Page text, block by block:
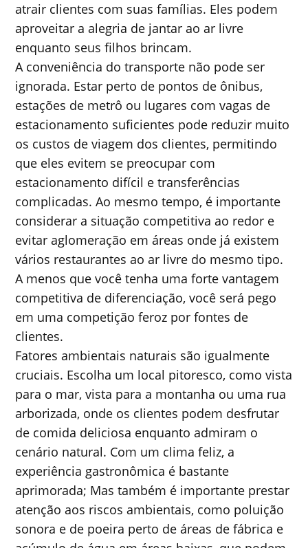
atrair clientes com suas famílias. Eles podem
aproveitar a alegria de jantar ao ar livre
enquanto seus filhos brincam.
A conveniência do transporte não pode ser
ignorada. Estar perto de pontos de ônibus,
estações de metrô ou lugares com vagas de
estacionamento suficientes pode reduzir muito
os custos de viagem dos clientes, permitindo
que eles evitem se preocupar com
estacionamento difícil e transferências
complicadas. Ao mesmo tempo, é importante
considerar a situação competitiva ao redor e
evitar aglomeração em áreas onde já existem
vários restaurantes ao ar livre do mesmo tipo.
A menos que você tenha uma forte vantagem
competitiva de diferenciação, você será pego
em uma competição feroz por fontes de
clientes.
Fatores ambientais naturais são igualmente
cruciais. Escolha um local pitoresco, como vista
para o mar, vista para a montanha ou uma rua
arborizada, onde os clientes podem desfrutar
de comida deliciosa enquanto admiram o
cenário natural. Com um clima feliz, a
experiência gastronômica é bastante
aprimorada; Mas também é importante prestar
atenção aos riscos ambientais, como poluição
sonora e de poeira perto de áreas de fábrica e